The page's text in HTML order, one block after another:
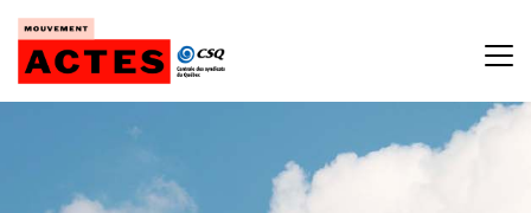
Passer
contenu